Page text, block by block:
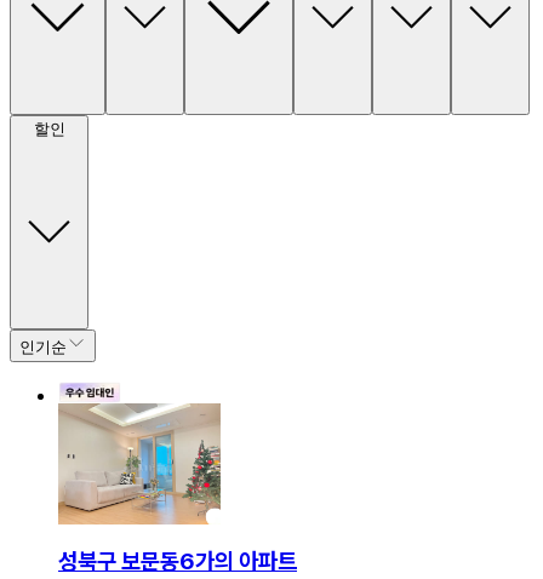
할인
인기순
성북구 보문동6가의 아파트